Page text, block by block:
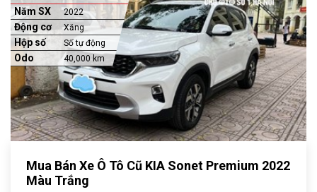
Năm SX 2022
Động cơ Xăng
Hộp số Số tự động
Odo 40,000 km
Mua Bán Xe Ô Tô Cũ KIA Sonet Premium 2022
Màu Trắng